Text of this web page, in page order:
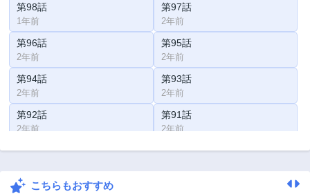
第98話
1年前
第97話
2年前
第96話
2年前
第95話
2年前
第94話
2年前
第93話
2年前
第92話
2年前
第91話
2年前
第90話 第89話
第88話こちらもおすすめ